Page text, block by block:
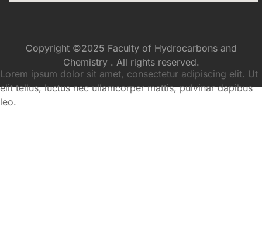
Copyright ©2025 Faculty of Hydrocarbons and
Chemistry . All rights reserved.
Lorem ipsum dolor sit amet, consectetur adipiscing elit. Ut
elit tellus, luctus nec ullamcorper mattis, pulvinar dapibus
leo.